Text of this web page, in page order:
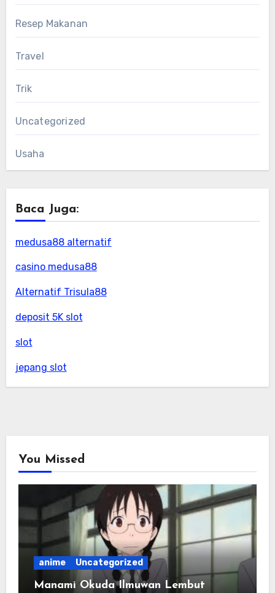
Resep Makanan
Travel
Trik
Uncategorized
Usaha
Baca Juga:
medusa88 alternatif
casino medusa88
Alternatif Trisula88
deposit 5K slot
slot
jepang slot
You Missed
anime Uncategorized
Manami Okuda Ilmuwan Lembut